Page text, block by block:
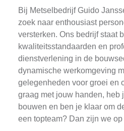
Bij Metselbedrijf Guido
zoek naar enthousiast
versterken. Ons bedrijf staat
kwaliteitsstandaarden en
dienstverlening in de
dynamische werkomgeving
gelegenheden voor groei en
graag met jouw handen, heb
bouwen en ben je klaar om
een topteam? Dan zijn we